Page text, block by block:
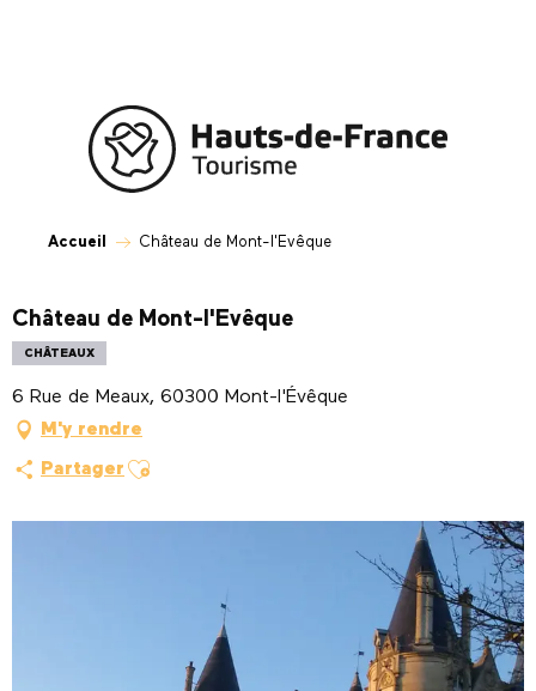
Accueil Château de Mont-l'Evêque
Château de Mont-l'Evêque
CHÂTEAUX
6 Rue de Meaux, 60300 Mont-l'Évêque
M'y rendre
Partager Ajouter aux favoris